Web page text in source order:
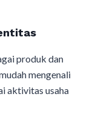
produk dan
mengenali
aktivitas usaha